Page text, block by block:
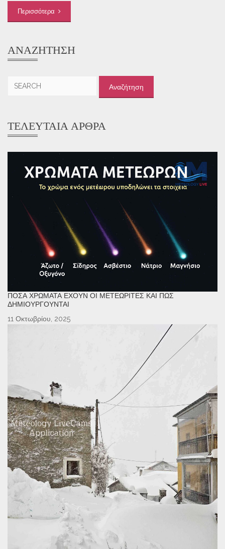
Περισσότερα
ΑΝΑΖΉΤΗΣΗ
ΤΕΛΕΥΤΑΊΑ ΆΡΘΡΑ
ΠΌΣΑ ΧΡΏΜΑΤΑ ΈΧΟΥΝ ΟΙ ΜΕΤΕΩΡΊΤΕΣ ΚΑΙ ΠΏΣ
ΔΗΜΙΟΥΡΓΟΎΝΤΑΙ
11 Οκτωβρίου, 2025